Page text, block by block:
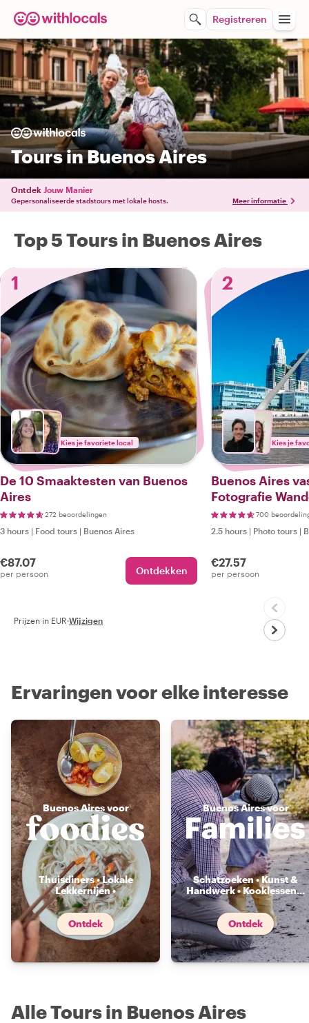
Registreren
Tours in Buenos Aires
Ontdek Jouw Manier
Gepersonaliseerde stadstours met lokale hosts. Meer informatie
Top 5 Tours in Buenos Aires
1
Kies je favoriete local
De 10 Smaaktesten van Buenos
Aires
272 beoordelingen
3 hours | Food tours | Buenos Aires
€87.07
per persoon Ontdekken
2
Kies je
Buenos Aires
Fotografie
700
2.5 hours | Photo tours |
€27.57
per persoon
Prijzen in EUR·Wijzigen
Ervaringen voor elke interesse
Buenos Aires voor
Thuisdiners • Lokale
Lekkernijen •
Voedselmarkten...
Ontdek
Buenos Aires voor
Schatzoeken • Kunst &
Handwerk • Kooklessen...
Ontdek
Alle Tours in Buenos Aires